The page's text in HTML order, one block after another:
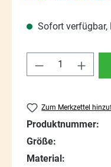
Sofort verfügbar,
Produkt
Zum Merkzettel
Produktnummer:
Größe:
Material: